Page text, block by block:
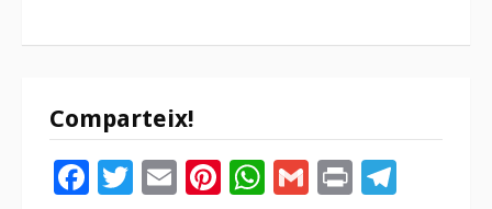
Comparteix!
Facebook
Twitter
EmailPinterest
WhatsApp
Gmail
Print